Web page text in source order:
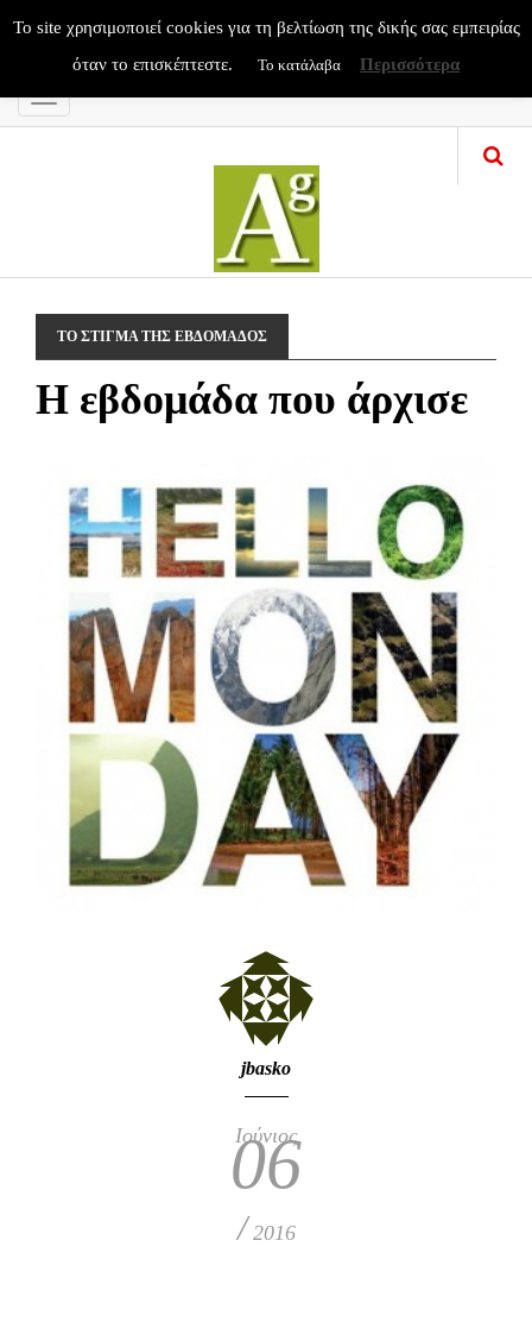
Menu
ΤΟ ΣΤΙΓΜΑ ΤΗΣ ΕΒΔΟΜΑΔΟΣ
H εβδομάδα που άρχισε
jbasko
Ιούνιος
06
/ 2016
To site χρησιμοποιεί cookies για τη βελτίωση της δικής σας εμπειρίας
όταν το επισκέπτεστε.
Το κατάλαβα Περισσότερα